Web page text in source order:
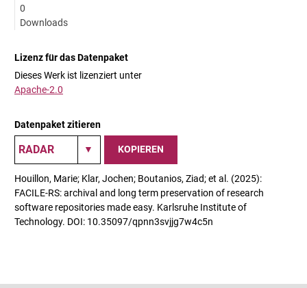
0
Downloads
Lizenz für das Datenpaket
Dieses Werk ist lizenziert unter
Apache-2.0
Datenpaket zitieren
KOPIEREN
Houillon, Marie; Klar, Jochen; Boutanios, Ziad; et al. (2025):
FACILE-RS: archival and long term preservation of research
software repositories made easy. Karlsruhe Institute of
Technology. DOI: 10.35097/qpnn3svjjg7w4c5n